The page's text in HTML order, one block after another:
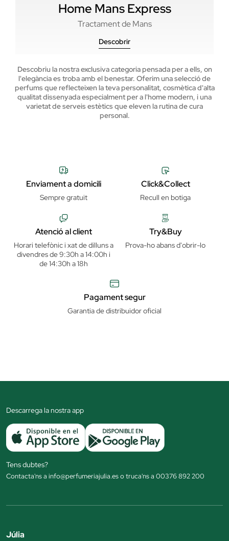
Home Mans Express
Tractament de Mans
Descobrir
Descobriu la nostra exclusiva categoria pensada per a ells, on
l'elegància es troba amb el benestar. Oferim una selecció de
perfums que reflecteixen la teva personalitat, cosmètica d'alta
qualitat dissenyada especialment per a l'home modern, i una
varietat de serveis estètics que eleven la rutina de cura
personal.
Enviament a domicili
Sempre gratuit
Click&Collect
Recull en botiga
Atenció al client
Horari telefònic i xat de dilluns a
divendres de 9:30h a 14:00h i
de 14:30h a 18h
Try&Buy
Prova-ho abans d'obrir-lo
Pagament segur
Garantia de distribuidor oficial
Descarrega la nostra app
Tens dubtes?
Contacta'ns a info@perfumeriajulia.es o truca'ns a 00376 892 200
Júlia